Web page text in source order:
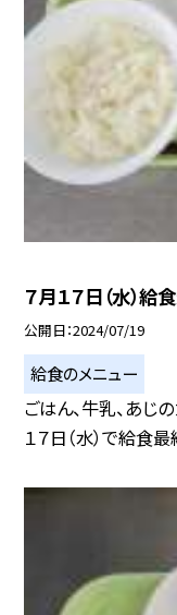
７月１７日（水）
公開日 2024/07/19
給食のメニュー
ごはん、牛乳、あじ
１７日（水）で給食